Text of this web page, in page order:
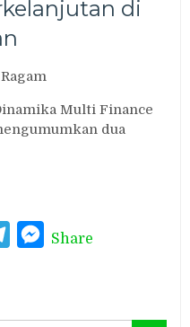
di
Ragam
Multi Finance
dua
TelegramMessenger
Share